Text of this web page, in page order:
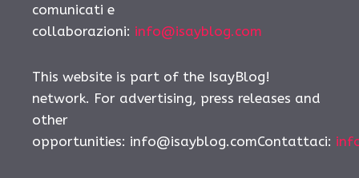
comunicati e
collaborazioni: info@isayblog.com
This website is part of the IsayBlog!
network. For advertising, press releases and
other
opportunities: info@isayblog.comContattaci: